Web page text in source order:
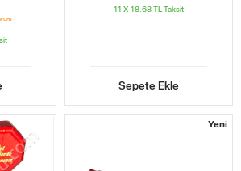
11 X 18.68 TL Taksit
Sepete Ekle
Yeni